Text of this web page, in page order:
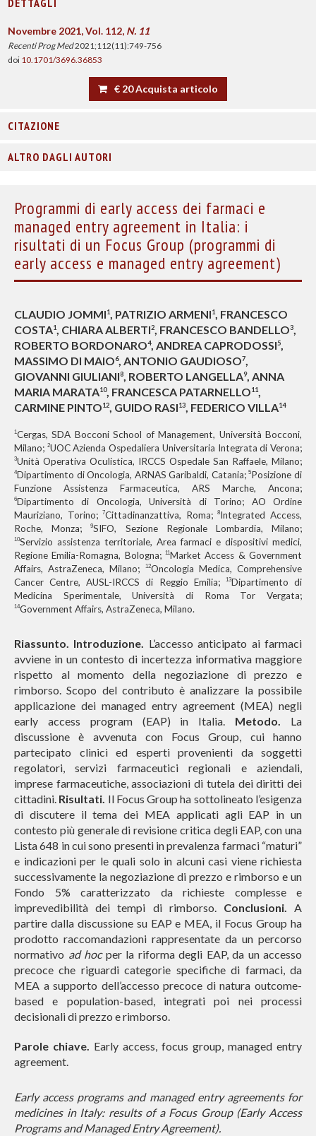
DETTAGLI
Novembre 2021, Vol. 112, N. 11
Recenti Prog Med2021;112(11):749-756
doi 10.1701/3696.36853
€ 20 Acquista articolo
CITAZIONE
ALTRO DAGLI AUTORI
Programmi di early access dei farmaci e
managed entry agreement in Italia: i
risultati di un Focus Group (programmi di
early access e managed entry agreement)
CLAUDIO JOMMI1, PATRIZIO ARMENI1, FRANCESCO
COSTA1, CHIARA ALBERTI2 , FRANCESCO BANDELLO3
ROBERTO BORDONARO4, ANDREA CAPRODOSSI5
MASSIMO DI MAIO6, ANTONIO GAUDIOSO7
GIOVANNI GIULIANI8 , ROBERTO LANGELLA9, ANNA
MARIA MARATA10, FRANCESCA PATARNELLO11,
CARMINE PINTO12 , GUIDO RASI13 , FEDERICO VILLA14
1Cergas, SDA Bocconi School of Management, Università Bocconi,
Milano; 2UOC Azienda Ospedaliera Universitaria Integrata di Verona;
3Unità Operativa Oculistica, IRCCS Ospedale San Raffaele, Milano;
4Dipartimento di Oncologia, ARNAS Garibaldi, Catania;5Posizione di
Funzione Assistenza Farmaceutica, ARS Marche, Ancona;
6Dipartimento di Oncologia, Università di Torino; AO Ordine
Mauriziano, Torino;
7Cittadinanzattiva, Roma;8Integrated Access,
Roche, Monza;9SIFO, Sezione Regionale Lombardia, Milano;
10Servizio assistenza territoriale, Area farmaci e dispositivi medici,
Regione Emilia-Romagna, Bologna; 11Market Access & Government
Affairs, AstraZeneca, Milano;
12Oncologia Medica, Comprehensive
Cancer Centre, AUSL-IRCCS di Reggio Emilia;
13Dipartimento di
Medicina Sperimentale, Università di Roma Tor Vergata;
14Government Affairs, AstraZeneca, Milano.
Riassunto. Introduzione. L’accesso anticipato ai farmaci
avviene in un contesto di incertezza informativa maggiore
rispetto al momento della negoziazione di prezzo e
rimborso. Scopo del contributo è analizzare la possibile
applicazione dei managed entry agreement (MEA) negli
early access program (EAP) in Italia. Metodo. La
discussione è avvenuta con Focus Group, cui hanno
partecipato clinici ed esperti provenienti da soggetti
regolatori, servizi farmaceutici regionali e aziendali,
imprese farmaceutiche, associazioni di tutela dei diritti dei
cittadini. Risultati. Il Focus Group ha sottolineato l’esigenza
di discutere il tema dei MEA applicati agli EAP in un
contesto più generale di revisione critica degli EAP, con una
Lista 648 in cui sono presenti in prevalenza farmaci “maturi”
e indicazioni per le quali solo in alcuni casi viene richiesta
successivamente la negoziazione di prezzo e rimborso e un
Fondo 5% caratterizzato da richieste complesse e
imprevedibilità dei tempi di rimborso. Conclusioni. A
partire dalla discussione su EAP e MEA, il Focus Group ha
prodotto raccomandazioni rappresentate da un percorso
normativo ad hocper la riforma degli EAP, da un accesso
precoce che riguardi categorie specifiche di farmaci, da
MEA a supporto dell’accesso precoce di natura outcome-
based e population-based, integrati poi nei processi
decisionali di prezzo e rimborso.
Parole chiave. Early access, focus group, managed entry
agreement.
Early access programs and managed entry agreements for
medicines in Italy: results of a Focus Group (Early Access
Programs and Managed Entry Agreement).